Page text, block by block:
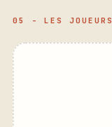
05 - LES JOUEURS